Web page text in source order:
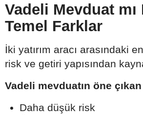
Vadeli Mevduat
Temel Farklar
İki yatırım aracı arasındaki
risk ve getiri yapısından
Vadeli mevduatın öne
Daha düşük risk